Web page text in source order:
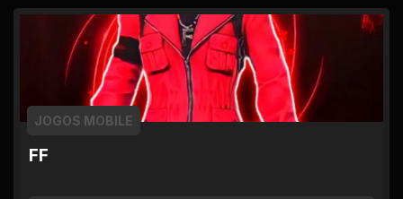
FF
JOGOS MOBILE